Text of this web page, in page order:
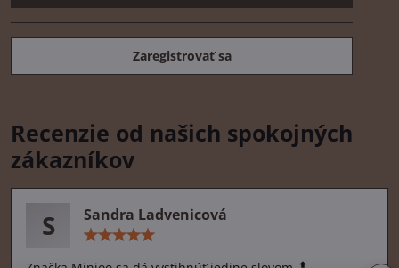
Zaregistrovať sa
Recenzie od našich spokojných
zákazníkov
S Sandra Ladvenicová